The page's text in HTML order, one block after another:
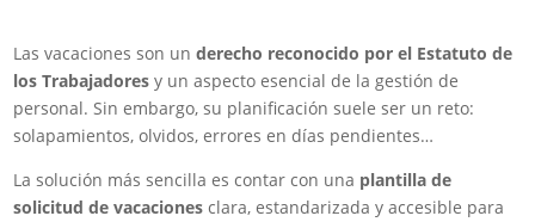
Las vacaciones son underecho reconocido por el Estatuto de
los Trabajadores y un aspecto esencial de la gestión de
personal. Sin embargo, su planificación suele ser un reto:
solapamientos, olvidos, errores en días pendientes…
La solución más sencilla es contar con una plantilla de
solicitud de vacaciones clara, estandarizada y accesible para